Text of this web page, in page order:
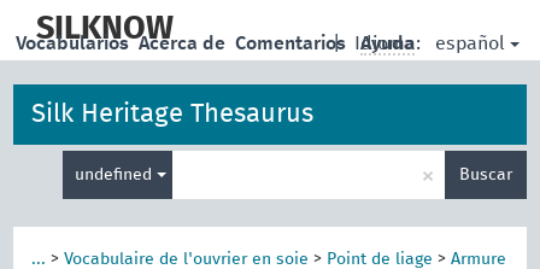
main
SILKNOW | Idioma: español
Vocabularios Acerca de Comentarios Ayuda
Silk Heritage Thesaurus
undefined × Buscar
... >Vocabulaire de l'ouvrier en soie > Point de liage >Armure